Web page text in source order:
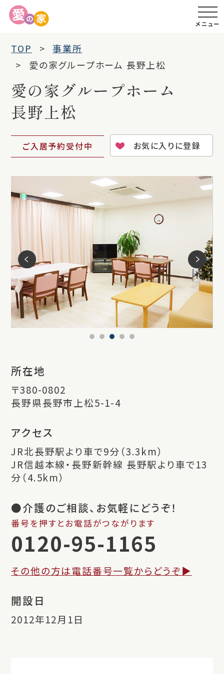
メニュー
TOP
事業所
愛の家グループホーム 長野上松
愛の家グループホーム
長野上松
ご入居予約受付中 お気に入りに登録
所在地
〒380-0802
長野県長野市上松5-1-4
アクセス
JR北長野駅より車で9分（3.3km）
JR信越本線・長野新幹線 長野駅より車で13
分（4.5km）
●介護のご相談、お気軽にどうぞ！
番号を押すとお電話がつながります
0120-95-1165
その他の方は電話番号一覧からどうぞ▶︎
開設日
2012年12月1日